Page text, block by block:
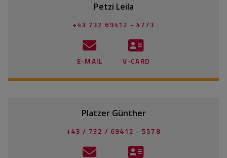
Petzi Leila
+43 732 69412 - 4773
E-MAIL V-CARD
Platzer Günther
+43 / 732 / 69412 - 5578